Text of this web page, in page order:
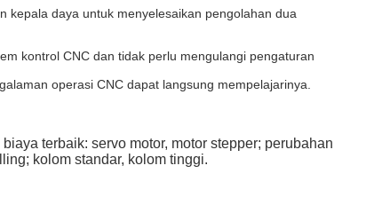
kepala daya untuk menyelesaikan pengolahan dua
kontrol CNC dan tidak perlu mengulangi pengaturan
operasi CNC dapat langsung mempelajarinya.
terbaik: servo motor, motor stepper; perubahan
kolom standar, kolom tinggi.